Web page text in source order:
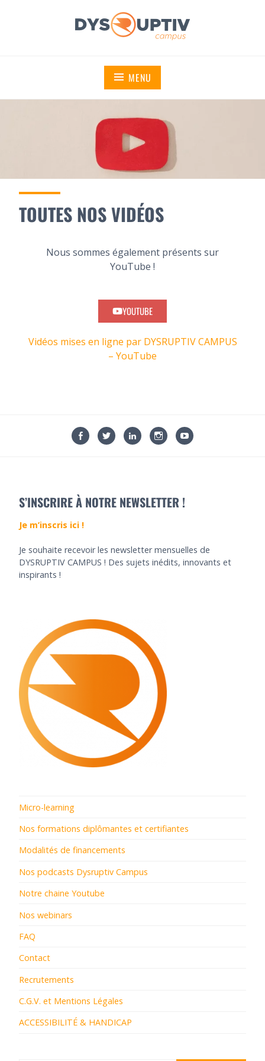
MENU
TOUTES NOS VIDÉOS
Nous sommes également présents sur
YouTube !
YOUTUBE
Vidéos mises en ligne par DYSRUPTIV CAMPUS
– YouTube
S’INSCRIRE À NOTRE NEWSLETTER !
Je m’inscris ici !
Je souhaite recevoir les newsletter mensuelles de
DYSRUPTIV CAMPUS ! Des sujets inédits, innovants et
inspirants !
Micro-learning
Nos formations diplômantes et certifiantes
Modalités de financements
Nos podcasts Dysruptiv Campus
Notre chaine Youtube
Nos webinars
FAQ
Contact
Recrutements
C.G.V. et Mentions Légales
ACCESSIBILITÉ & HANDICAP